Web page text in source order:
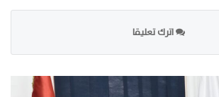
اترك تعليقا